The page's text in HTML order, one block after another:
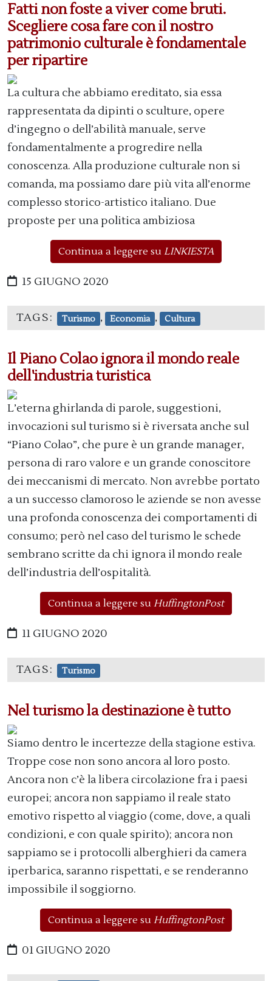
Fatti non foste a viver come bruti.
Scegliere cosa fare con il nostro
patrimonio culturale è fondamentale
per ripartire
La cultura che abbiamo ereditato, sia essa
rappresentata da dipinti o sculture, opere
d’ingegno o dell’abilità manuale, serve
fondamentalmente a progredire nella
conoscenza. Alla produzione culturale non si
comanda, ma possiamo dare più vita all’enorme
complesso storico-artistico italiano. Due
proposte per una politica ambiziosa
Continua a leggere su LINKIESTA
15 GIUGNO 2020
TAGS: Turismo , Economia , Cultura
Il Piano Colao ignora il mondo reale
dell'industria turistica
L’eterna ghirlanda di parole, suggestioni,
invocazioni sul turismo si è riversata anche sul
“Piano Colao”, che pure è un grande manager,
persona di raro valore e un grande conoscitore
dei meccanismi di mercato. Non avrebbe portato
a un successo clamoroso le aziende se non avesse
una profonda conoscenza dei comportamenti di
consumo; però nel caso del turismo le schede
sembrano scritte da chi ignora il mondo reale
dell’industria dell’ospitalità.
Continua a leggere su HuffingtonPost
11 GIUGNO 2020
TAGS: Turismo
Nel turismo la destinazione è tutto
Siamo dentro le incertezze della stagione estiva.
Troppe cose non sono ancora al loro posto.
Ancora non c’è la libera circolazione fra i paesi
europei; ancora non sappiamo il reale stato
emotivo rispetto al viaggio (come, dove, a quali
condizioni, e con quale spirito); ancora non
sappiamo se i protocolli alberghieri da camera
iperbarica, saranno rispettati, e se renderanno
impossibile il soggiorno.
Continua a leggere su HuffingtonPost
01 GIUGNO 2020